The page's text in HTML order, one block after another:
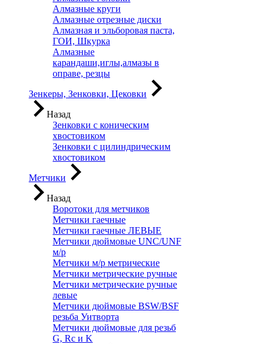
Алмазные круги
Алмазные отрезные диски
Алмазная и эльборовая паста,
ГОИ, Шкурка
Алмазные
карандаши,иглы,алмазы в
оправе, резцы
Зенкеры, Зенковки, Цековки
Назад
Зенковки с коническим
хвостовиком
Зенковки с цилиндрическим
хвостовиком
Метчики
Назад
Воротоки для метчиков
Метчики гаечные
Метчики гаечные ЛЕВЫЕ
Метчики дюймовые UNC/UNF
м/р
Метчики м/р метрические
Метчики метрические ручные
Метчики метрические ручные
левые
Метчики дюймовые BSW/BSF
резьба Уитворта
Метчики дюймовые для резьб
G, Rc и K